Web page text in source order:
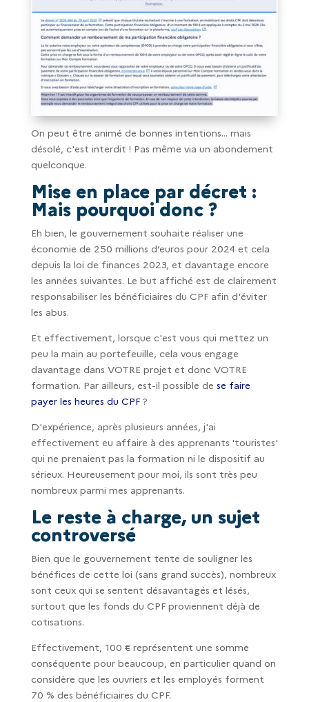
On peut être animé de bonnes intentions… mais
désolé, c'est interdit ! Pas même via un abondement
quelconque.
Mise en place par décret :
Mais pourquoi donc ?
Eh bien, le gouvernement souhaite réaliser une
économie de 250 millions d’euros pour 2024 et cela
depuis la loi de finances 2023, et davantage encore
les années suivantes. Le but affiché est de clairement
responsabiliser les bénéficiaires du CPF afin d'éviter
les abus.
Et effectivement, lorsque c'est vous qui mettez un
peu la main au portefeuille, cela vous engage
davantage dans VOTRE projet et donc VOTRE
formation. Par ailleurs, est-il possible de se faire
payer les heures du CPF?
D'expérience, après plusieurs années, j'ai
effectivement eu affaire à des apprenants 'touristes'
qui ne prenaient pas la formation ni le dispositif au
sérieux. Heureusement pour moi, ils sont très peu
nombreux parmi mes apprenants.
Le reste à charge, un sujet
controversé
Bien que le gouvernement tente de souligner les
bénéfices de cette loi (sans grand succès), nombreux
sont ceux qui se sentent désavantagés et lésés,
surtout que les fonds du CPF proviennent déjà de
cotisations.
Effectivement, 100 € représentent une somme
conséquente pour beaucoup, en particulier quand on
considère que les ouvriers et les employés forment
70 % des bénéficiaires du CPF.